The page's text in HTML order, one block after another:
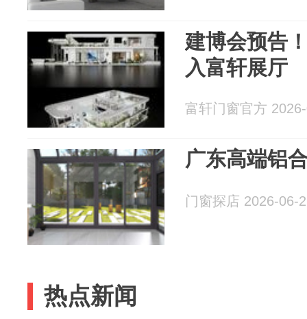
建博会预告
入富轩展厅
富轩门窗官方
广东高端铝
门窗探店 2026-06-
热点新闻